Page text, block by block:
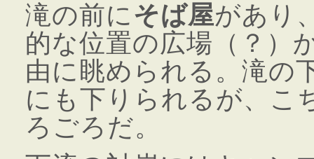
滝の前にそば屋があり
的な位置の広場（？）
由に眺められる。滝の
にも下りられるが、こ
ろごろだ。